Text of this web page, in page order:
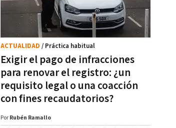
Exigir el pago de infracciones
para renovar el registro: ¿un
requisito legal o una coacción
con fines recaudatorios?
ACTUALIDAD / Práctica habitual
Por Rubén Ramallo